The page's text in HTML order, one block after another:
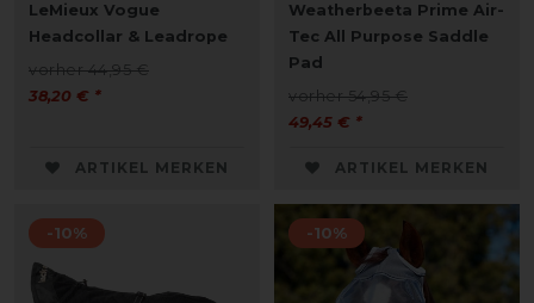
LeMieux Vogue
Headcollar & Leadrope
vorher 44,95 €
38,20 € *
ARTIKEL MERKEN
Weatherbeeta Prime Air-
Tec All Purpose Saddle
Pad
vorher 54,95 €
49,45 € *
ARTIKEL MERKEN
-10% -10%